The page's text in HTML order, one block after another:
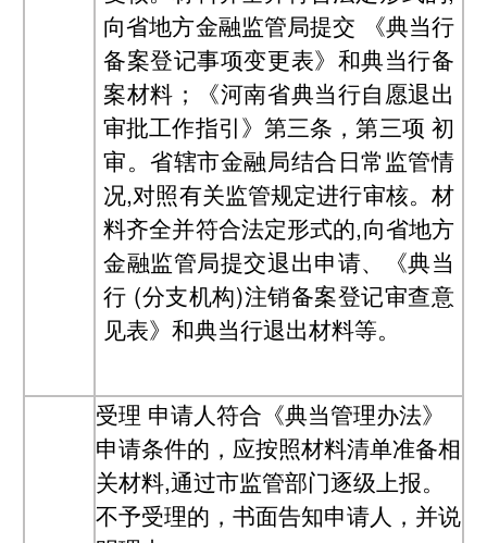
向省地方金融监管局提交 《典当行
备案登记事项变更表》和典当行备
案材料；《河南省典当行自愿退出
审批工作指引》第三条，第三项 初
审。省辖市金融局结合日常监管情
况,对照有关监管规定进行审核。材
料齐全并符合法定形式的,向省地方
金融监管局提交退出申请、《典当
行 (分支机构)注销备案登记审查意
见表》和典当行退出材料等。
受理 申请人符合《典当管理办法》
申请条件的，应按照材料清单准备相
关材料,通过市监管部门逐级上报。
不予受理的，书面告知申请人，并说